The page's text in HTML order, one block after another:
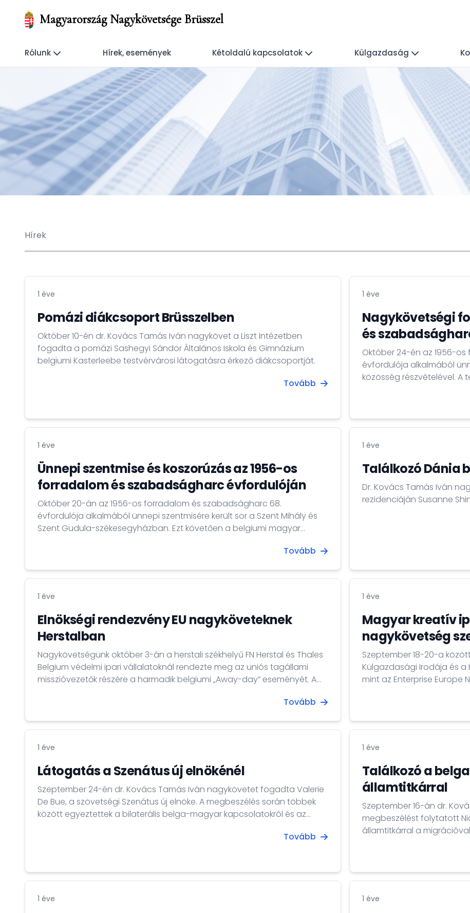
Magyarország Nagykövetsége Brüsszel
Rólunk Hírek, események Kétoldalú kapcsolatok Külgazdaság
Hírek
1 éve
Pomázi diákcsoport Brüsszelben
Október 10-én dr. Kovács Tamás Iván nagykövet a Liszt Intézetben
fogadta a pomázi Sashegyi Sándor Általános Iskola és Gimnázium
belgiumi Kasterleebe testvérvárosi látogatásra érkező diákcsoportját.
Tovább
1 éve
Nagykövetségi
és
Október 24-én az 1956-
évfordulója alkalmából
közösség részvételével.
Bálint Európai Unió
Észak-atlanti Tanácsban
1 éve
Ünnepi szentmise és koszorúzás az 1956-os
forradalom és szabadságharc évfordulóján
Október 20-án az 1956-os forradalom és szabadságharc 68.
évfordulója alkalmából ünnepi szentmisére került sor a Szent Mihály és
Szent Gudula-székesegyházban. Ezt követően a belgiumi magyar
Tovább
1 éve
Találkozó Dánia
Dr. Kovács Tamás Iván
rezidenciáján Susanne
1 éve
Elnökségi rendezvény EU nagyköveteknek
Herstalban
Nagykövetségünk október 3-án a herstali székhelyű FN Herstal és Thales
Belgium védelmi ipari vállalatoknál rendezte meg az uniós tagállami
misszióvezetők részére a harmadik belgiumi „Away-day” eseményét. A
autonómiára vonatkozó céljainak bemutatása, másrészt a belga és
misszióvezetők számára történő bemutatása volt.
Tovább
1 éve
Magyar kreatív
nagykövetség
Szeptember 18-20-a
Külgazdasági Irodája és a
mint az Enterprise Europe
kiutazásra és szakmai
Kovács Tamás Iván
1 éve
Látogatás a Szenátus új elnökénél
Szeptember 24-én dr. Kovács Tamás Iván nagykövetet fogadta Valerie
De Bue, a szövetségi Szenátus új elnöke. A megbeszélés során többek
között egyeztettek a bilaterális belga-magyar kapcsolatokról és az
Tovább
1 éve
Találkozó a
államtitkárral
Szeptember 16-án dr.
megbeszélést folytatott
államtitkárral a
1 éve 1 éve